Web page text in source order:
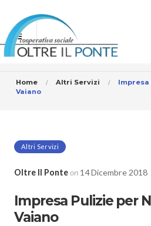
Home Altri Servizi
Impresa
Vaiano
Altri Servizi
Oltre Il Ponteon 14 Dicembre 2018
Impresa Pulizie per
Vaiano